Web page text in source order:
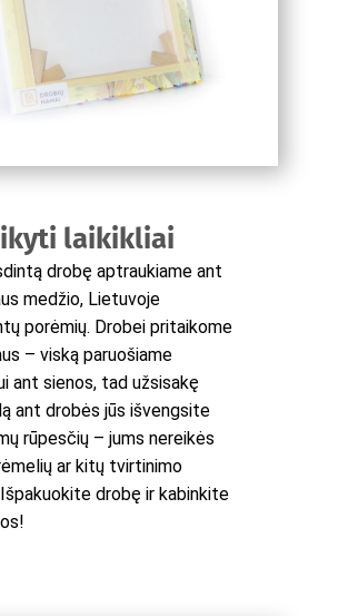
laikikliai
drobę aptraukiame ant
medžio, Lietuvoje
porėmių. Drobei pritaikome
– viską paruošiame
ant sienos, tad užsisakę
ant drobės jūs išvengsite
rūpesčių – jums nereikės
ar kitų tvirtinimo
drobę ir kabinkite